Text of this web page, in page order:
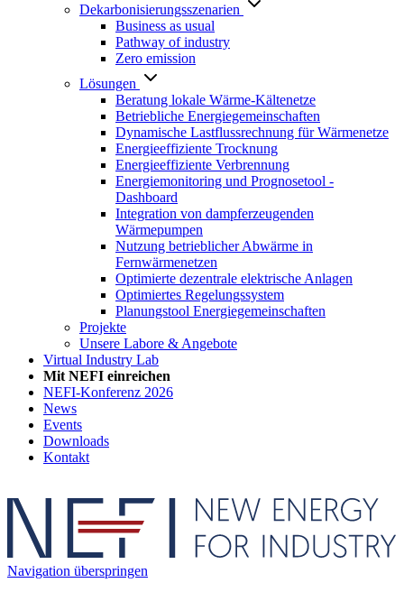
Dekarbonisierungs­szenarien
Business as usual
Pathway of industry
Zero emission
Lösungen
Beratung lokale Wärme-Kältenetze
Betriebliche Energiegemeinschaften
Dynamische Lastflussrechnung für Wärmenetze
Energieeffiziente Trocknung
Energieeffiziente Verbrennung
Energiemonitoring und Prognosetool -
Dashboard
Integration von dampferzeugenden
Wärmepumpen
Nutzung betrieblicher Abwärme in
Fernwärmenetzen
Optimierte dezentrale elektrische Anlagen
Optimiertes Regelungssystem
Planungstool Energiegemeinschaften
Projekte
Unsere Labore & Angebote
Virtual Industry Lab
Mit NEFI einreichen
NEFI-Konferenz 2026
News
Events
Downloads
Kontakt
Navigation überspringen